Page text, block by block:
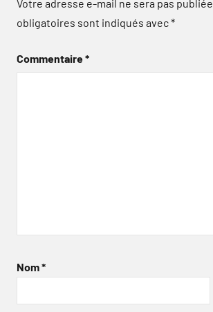
Votre adresse e-mail ne sera pas publiée.
obligatoires sont indiqués avec*
Commentaire*
Nom*